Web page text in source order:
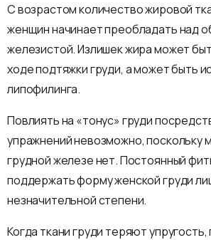
С возрастом количество жировой
женщин начинает преобладать над
железистой. Излишек жира может
ходе подтяжки груди, а может быть
липофилинга.
Повлиять на «тонус» груди
упражнений невозможно, поскольку
грудной железе нет. Постоянный
поддержать форму женской груди
незначительной степени.
Когда ткани груди теряют